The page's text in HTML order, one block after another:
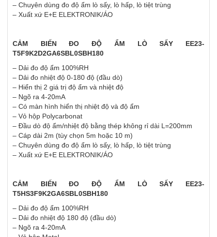
– Chuyên dùng đo độ ẩm lò sấy, lò hấp, lò tiệt trùng
– Xuất xứ E+E ELEKTRONIK/ÁO
CẢM BIẾN ĐO ĐỘ ẨM LÒ SẤY EE23-
T5F9K2D2GA6SBL0SBH180
– Dải đo độ ẩm 100%RH
– Dải đo nhiệt độ 0-180 độ (đầu dò)
– Hiển thị 2 giá trị độ ẩm và nhiệt độ
– Ngõ ra 4-20mA
– Có màn hình hiển thị nhiệt độ và độ ẩm
– Vỏ hộp Polycarbonat
– Đầu dò độ ẩm/nhiệt độ bằng thép không rỉ dài L=200mm
– Cáp dài 2m (tùy chọn 5m hoặc 10 m)
– Chuyên dùng đo độ ẩm lò sấy, lò hấp, lò tiệt trùng
– Xuất xứ E+E ELEKTRONIK/ÁO
CẢM BIẾN ĐO ĐỘ ẨM LÒ SẤY EE23-
T5HS3F9K2GA6SBL0SBH180
– Dải đo độ ẩm 100%RH
– Dải đo nhiệt độ 180 độ (đầu dò)
– Ngõ ra 4-20mA